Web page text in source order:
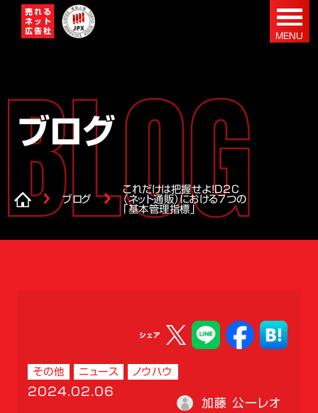
ブログ
ブログ
これだけは把握せよ！D2C
（ネット通販）における7つの
「基本管理指標」
シェア
その他 ニュース ノウハウ
2024.02.06
加藤 公一レオ